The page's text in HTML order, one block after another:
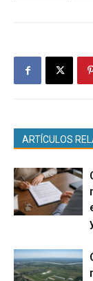
ARTÍCULOS